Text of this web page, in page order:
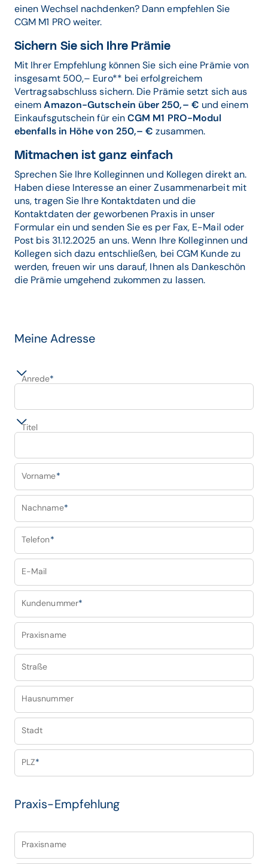
einen Wechsel nachdenken? Dann empfehlen Sie
CGM M1 PRO weiter.
Sichern Sie sich Ihre Prämie
Mit Ihrer Empfehlung können Sie sich eine Prämie von
insgesamt 500,– Euro** bei erfolgreichem
Vertragsabschluss sichern. Die Prämie setzt sich aus
einemAmazon-Gutschein über 250,– € und einem
Einkaufsgutschein für einCGM M1 PRO-Modul
ebenfalls in Höhe von 250,– € zusammen.
Mitmachen ist ganz einfach
Sprechen Sie Ihre Kolleginnen und Kollegen direkt an.
Haben diese Interesse an einer Zusammenarbeit mit
uns, tragen Sie Ihre Kontaktdaten und die
Kontaktdaten der geworbenen Praxis in unser
Formular ein und senden Sie es per Fax, E-Mail oder
Post bis 31.12.2025 an uns. Wenn Ihre Kolleginnen und
Kollegen sich dazu entschließen, bei CGM Kunde zu
werden, freuen wir uns darauf, Ihnen als Dankeschön
die Prämie umgehend zukommen zu lassen.
Meine Adresse
Anrede*
Titel
Vorname*
Nachname*
Telefon*
E-Mail
Kundenummer*
Praxisname
Straße
Hausnummer
Stadt
PLZ*
Praxis-Empfehlung
Praxisname